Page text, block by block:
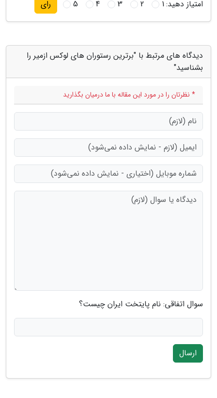
امتیاز دهید:1
2
3
4
5 رای
دیدگاه های مرتبط با "برترین رستوران های لوکس ازمیر را
بشناسید"
* نظرتان را در مورد این مقاله با ما درمیان بگذارید
سوال اتفاقی: نام پایتخت ایران چیست؟
ارسال